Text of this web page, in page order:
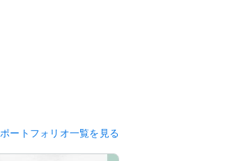
ポートフォリオ一覧を見る